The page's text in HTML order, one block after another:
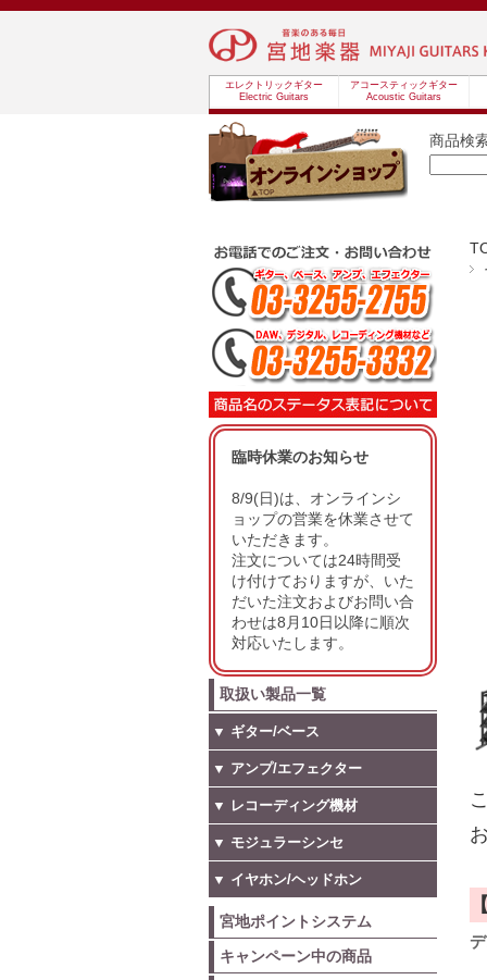
エレクトリックギター
Electric Guitars
アコースティックギター
Acoustic Guitars
商品検
臨時休業のお知らせ
8/9(日)は、オンラインシ
ョップの営業を休業させて
いただきます。
注文については24時間受
け付けておりますが、いた
だいた注文およびお問い合
わせは8月10日以降に順次
対応いたします。
取扱い製品一覧
▼ ギター/ベース
▼ アンプ/エフェクター
▼ レコーディング機材
▼ モジュラーシンセ
▼ イヤホン/ヘッドホン
宮地ポイントシステム
キャンペーン中の商品